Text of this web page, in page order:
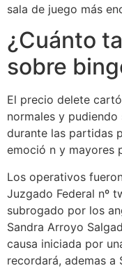
sala de juego más
¿Cuánto
sobre
El precio delete
normales y
durante las partidas
emoció n y mayores
Los operativos
Juzgado Federal nº
subrogado por los
Sandra Arroyo
causa iniciada por
recordará, ademas a